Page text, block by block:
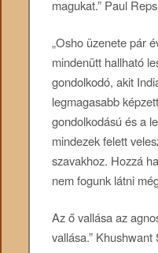
magukat.” Paul Reps
„Osho üzenete pár
mindenütt hallható
gondolkodó, akit
legmagasabb
gondolkodású és a
mindezek felett
szavakhoz. Hozzá
nem fogunk látni
Az ő vallása az
vallása.” Khushwant